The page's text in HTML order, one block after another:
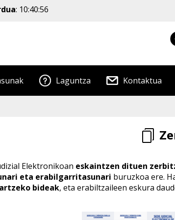
: 10:40:57
Laguntza Kontaktua
Elektronikoan eskaintzen dituen
eta erabilgarritasunari buruzkoa ere.
bideak, eta erabiltzaileen eskura